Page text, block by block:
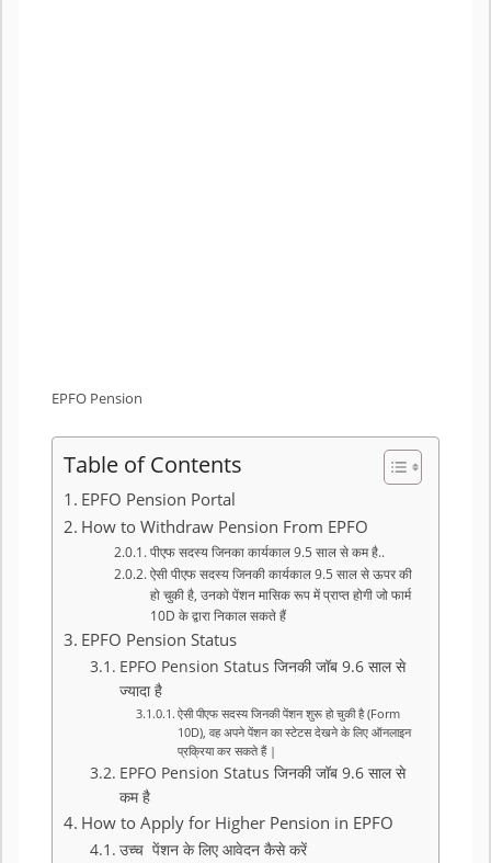
EPFO Pension
Table of Contents
EPFO Pension Portal
How to Withdraw Pension From EPFO
पीएफ सदस्य जिनका कार्यकाल 9.5 साल से कम है..
ऐसी पीएफ सदस्य जिनकी कार्यकाल 9.5 साल से ऊपर की
हो चुकी है, उनको पेंशन मासिक रूप में प्राप्त होगी जो फार्म
10D के द्वारा निकाल सकते हैं
EPFO Pension Status
EPFO Pension Status जिनकी जॉब 9.6 साल से
ज्यादा है
ऐसी पीएफ सदस्य जिनकी पेंशन शुरू हो चुकी है (Form
10D), वह अपने पेंशन का स्टेटस देखने के लिए ऑनलाइन
प्रक्रिया कर सकते हैं |
EPFO Pension Status जिनकी जॉब 9.6 साल से
कम है
How to Apply for Higher Pension in EPFO
उच्च पेंशन के लिए आवेदन कैसे करें